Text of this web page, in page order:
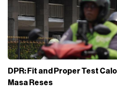
DPR: Fit and Proper Test
Masa Reses